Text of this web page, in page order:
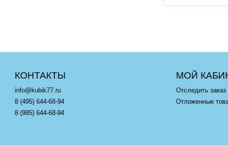
КОНТАКТЫ
info@kubik77.ru
8 (495) 644-68-94
8 (985) 644-68-94
МОЙ
Отследить заказ
Отложенные